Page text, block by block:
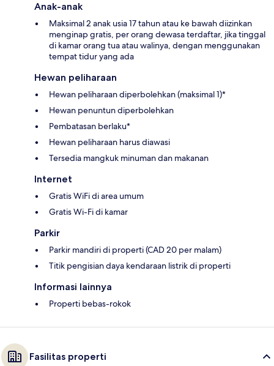
Anak-anak
Maksimal 2 anak usia 17 tahun atau ke bawah diizinkan
menginap gratis, per orang dewasa terdaftar, jika tinggal
di kamar orang tua atau walinya, dengan menggunakan
tempat tidur yang ada
Hewan peliharaan
Hewan peliharaan diperbolehkan (maksimal 1)*
Hewan penuntun diperbolehkan
Pembatasan berlaku*
Hewan peliharaan harus diawasi
Tersedia mangkuk minuman dan makanan
Internet
Gratis WiFi di area umum
Gratis Wi-Fi di kamar
Parkir
Parkir mandiri di properti (CAD 20 per malam)
Titik pengisian daya kendaraan listrik di properti
Informasi lainnya
Properti bebas-rokok
Fasilitas properti